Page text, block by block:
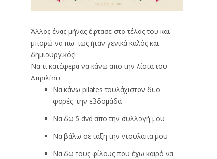
Άλλος ένας μήνας έφτασε στο τέλος του και
μπορώ να πω πως ήταν γενικά καλός και
δημιουργικός!
Να τι κατάφερα να κάνω απο την λίστα του
Απριλίου.
Να κάνω pilates τουλάχιστον δυο
φορές την εβδομάδα
Να δω 5 dvd απο την συλλογή μου
Να βάλω σε τάξη την ντουλάπα μου
Να δω τους φίλους που έχω καιρό να